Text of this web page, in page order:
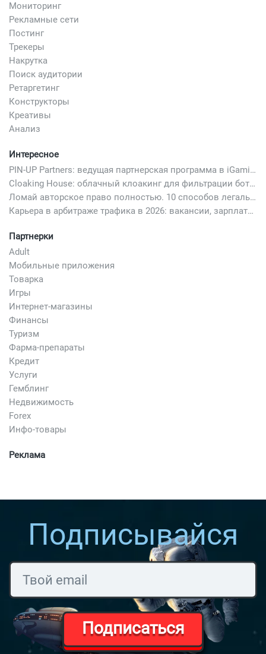
Мониторинг
Рекламные сети
Постинг
Трекеры
Накрутка
Поиск аудитории
Ретаргетинг
Конструкторы
Креативы
Анализ
Интересное
PIN-UP Partners: ведущая партнерская программа в iGaming
Cloaking House: облачный клоакинг для фильтрации ботов FB и Google Ads — гайд PHP-интеграции 2026
Ломай авторское право полностью. 10 способов легально добавить любимый трек в свой креатив
Карьера в арбитраже трафика в 2026: вакансии, зарплаты и как начать
Партнерки
Adult
Мобильные приложения
Товарка
Игры
Интернет-магазины
Финансы
Туризм
Фарма-препараты
Кредит
Услуги
Гемблинг
Недвижимость
Forex
Инфо-товары
Реклама
Подписывайся
Подписаться